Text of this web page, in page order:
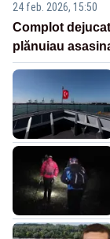
24 feb. 2026, 15:50
Complot
plănuiau